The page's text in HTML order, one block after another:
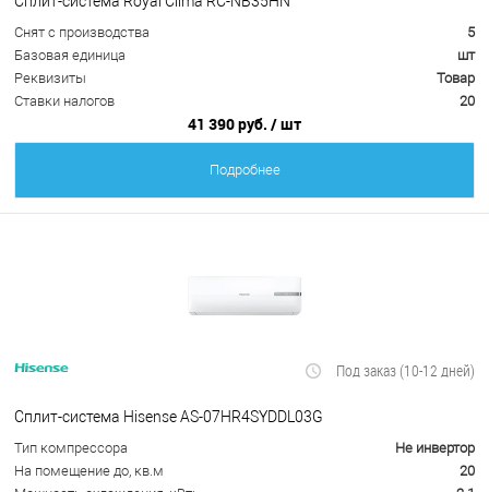
Снят с производства
5
Базовая единица
шт
Реквизиты
Товар
Ставки налогов
20
41 390 руб. / шт
Подробнее
Под заказ (10-12 дней)
Сплит-система Hisense AS-07HR4SYDDL03G
Тип компрессора
Не инвертор
На помещение до, кв.м
20